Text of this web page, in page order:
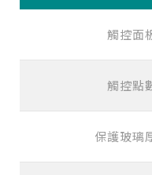
觸控面
觸控點
保護玻璃